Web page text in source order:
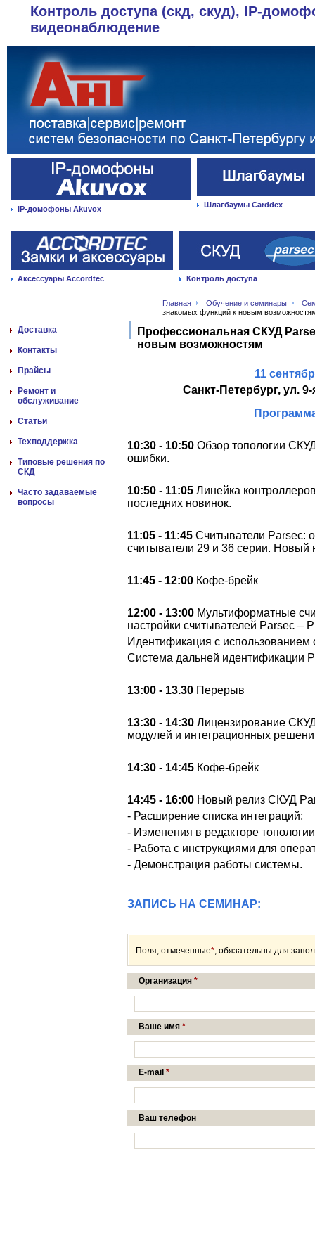
Контроль доступа (скд, скуд), IP-
видеонаблюдение
IP-домофоны Akuvox Шлагбаумы Carddex
Аксессуары Accordtec Контроль доступа
Главная Обучение и семинары
знакомых функций к новым
Доставка
Контакты
Прайсы
Ремонт и
обслуживание
Статьи
Техподдержка
Типовые решения по
СКД
Часто задаваемые
вопросы
Профессиональная СКУД
новым возможностям
11
Санкт-Петербург, ул.
10:30 - 10:50 Обзор топологии
ошибки.
10:50 - 11:05 Линейка
последних новинок.
11:05 - 11:45 Считыватели Parsec:
считыватели 29 и 36 серии. Новый
11:45 - 12:00 Кофе-брейк
12:00 - 13:00 Мультиформатные
настройки считывателей Parsec –
Идентификация с
Система дальней идентификации
13:00 - 13.30 Перерыв
13:30 - 14:30 Лицензирование
модулей и интеграционных
14:30 - 14:45 Кофе-брейк
14:45 - 16:00 Новый релиз СКУД
- Расширение списка интеграций;
- Изменения в редакторе
- Работа с инструкциями для
- Демонстрация работы системы.
ЗАПИСЬ НА СЕМИНАР:
Поля, отмеченные*, обязательны для
Организация *
Ваше имя *
E-mail *
Ваш телефон